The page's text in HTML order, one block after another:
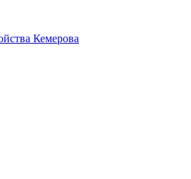
Кемерова